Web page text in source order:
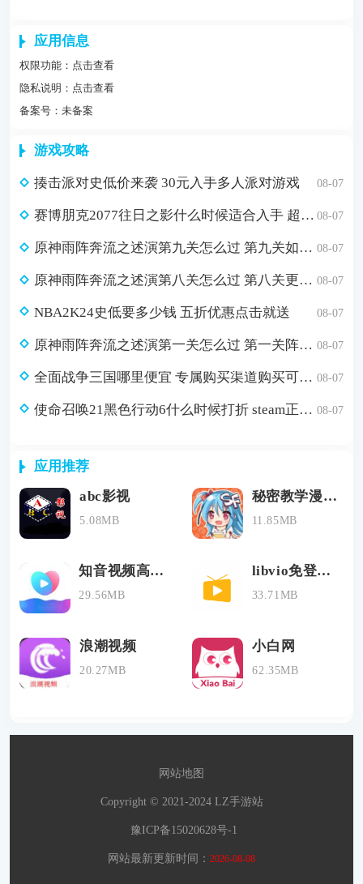
应用信息
权限功能： 点击查看
隐私说明： 点击查看
备案号：未备案
游戏攻略
揍击派对史低价来袭 30元入手多人派对游戏 08-07
赛博朋克2077往日之影什么时候适合入手 超值折扣98元入手方法介绍 08-07
原神雨阵奔流之述演第九关怎么过 第九关如从山间落下的雨滴通关攻略 08-07
原神雨阵奔流之述演第八关怎么过 第八关更多火力更少损伤通关攻略 08-07
NBA2K24史低要多少钱 五折优惠点击就送 08-07
原神雨阵奔流之述演第一关怎么过 第一关阵线的形成通关攻略 08-07
全面战争三国哪里便宜 专属购买渠道购买可省179元 08-07
使命召唤21黑色行动6什么时候打折 steam正版游戏低价购买渠道分享 08-07
应用推荐
abc影视
5.08MB
秘密教学漫画全集免费阅读
11.85MB
知音视频高清版
29.56MB
libvio免登陆版
33.71MB
浪潮视频
20.27MB
小白网
62.35MB
网站地图
Copyright © 2021-2024 LZ手游站
豫ICP备15020628号-1
网站最新更新时间： 2026-08-08